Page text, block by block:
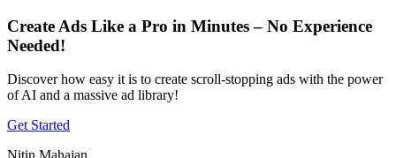
Create Ads Like a Pro in Minutes – No Experience
Needed!
Discover how easy it is to create scroll-stopping ads with the power
of AI and a massive ad library!
Get Started